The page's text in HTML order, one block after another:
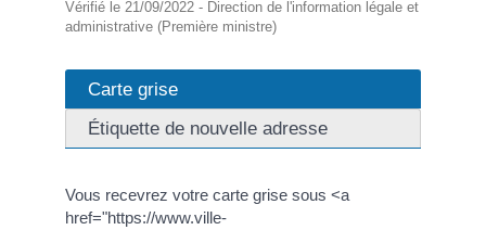
Vérifié le 21/09/2022 - Direction de l'information légale et
administrative (Première ministre)
Carte grise
Étiquette de nouvelle adresse
Vous recevrez votre carte grise sous <a
href="https://www.ville-